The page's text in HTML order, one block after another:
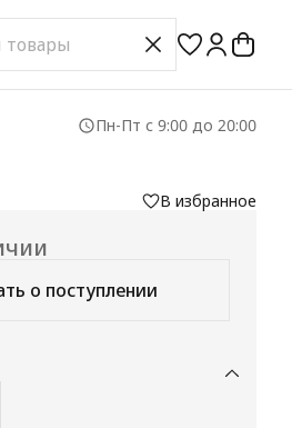
Пн-Пт с 9:00 до 20:00
В избранное
о поступлении